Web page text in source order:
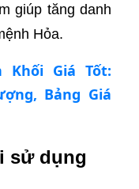
giúp tăng danh
Hỏa.
Khối Giá Tốt:
Bảng Giá
sử dụng